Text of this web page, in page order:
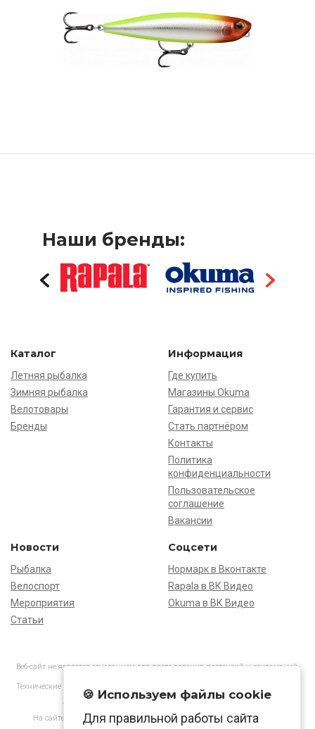
Наши бренды:
Каталог
Летняя рыбалка
Зимняя рыбалка
Велотовары
Бренды
Информация
Где купить
Магазины Okuma
Гарантия и сервис
Стать партнёром
Контакты
Политика
конфиденциальности
Пользовательское
соглашение
Вакансии
Новости
Рыбалка
Велоспорт
Мероприятия
Статьи
Соцсети
Нормарк в Вконтакте
Rapala в ВК Видео
Okuma в ВК Видео
Веб-сайт не является основанием для предъявления претензий и рекламаций,
Технические характеристики товаров могут отличаться от указанных на сайте.
АО «Нормарк» ИНН 7728172512 ОГРН 1037739603505
На сайте применяютсярекомендательные технологиив соответствии
🍪 Используем файлы cookie
Для правильной работы сайта